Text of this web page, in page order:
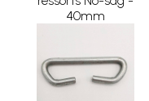
40mm